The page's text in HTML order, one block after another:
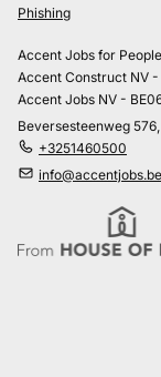
Phishing
Accent Jobs for
Accent Construct NV -
Accent Jobs NV -
Beversesteenweg
+3251460500
info@accentjobs.be